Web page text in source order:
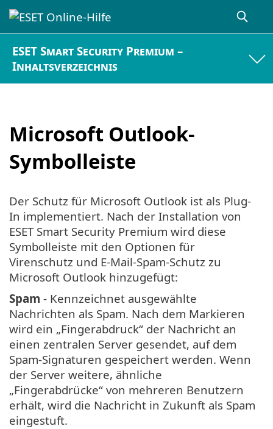
ESET Smart Security Premium –
Inhaltsverzeichnis
Microsoft Outlook-
Symbolleiste
Der Schutz für Microsoft Outlook ist als Plug-
In implementiert. Nach der Installation von
ESET Smart Security Premium wird diese
Symbolleiste mit den Optionen für
Virenschutz und E-Mail-Spam-Schutz zu
Microsoft Outlook hinzugefügt:
Spam - Kennzeichnet ausgewählte
Nachrichten als Spam. Nach dem Markieren
wird ein „Fingerabdruck“ der Nachricht an
einen zentralen Server gesendet, auf dem
Spam-Signaturen gespeichert werden. Wenn
der Server weitere, ähnliche
„Fingerabdrücke“ von mehreren Benutzern
erhält, wird die Nachricht in Zukunft als Spam
eingestuft.